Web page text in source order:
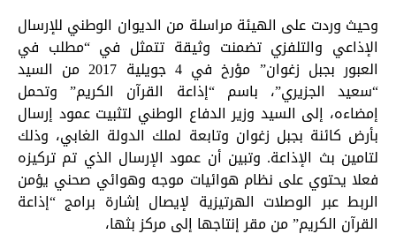
وحيث وردت على الهيئة مراسلة من الديوان الوطني للإرسال
الإذاعي والتلفزي تضمنت وثيقة تتمثل في “مطلب في
العبور بجبل زغوان” مؤرخ في 4 جويلية 2017 من السيد
“سعيد الجزيري”، باسم “إذاعة القرآن الكريم” وتحمل
إمضاءه، إلى السيد وزير الدفاع الوطني لتثبيت عمود إرسال
بأرض كائنة بجبل زغوان وتابعة لملك الدولة الغابي، وذلك
لتامين بث الإذاعة. وتبين أن عمود الإرسال الذي تم تركيزه
فعلا يحتوي على نظام هوائيات موجه وهوائي صحني يؤمن
الربط عبر الوصلات الهرتيزية لإيصال إشارة برامج “إذاعة
القرآن الكريم” من مقر إنتاجها إلى مركز بثها،